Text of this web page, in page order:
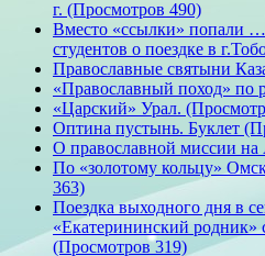
г. (Просмотров 490)
Вместо «ссылки» попали
студентов о поездке в
Православные святыни
«Православный поход» по
«Царский» Урал.
Оптина пустынь. Буклет
О православной миссии
По «золотому кольцу»
363)
Поездка выходного дня в
«Екатерининский родник»
(Просмотров 319)